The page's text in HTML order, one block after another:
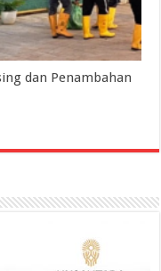
dan Penambahan